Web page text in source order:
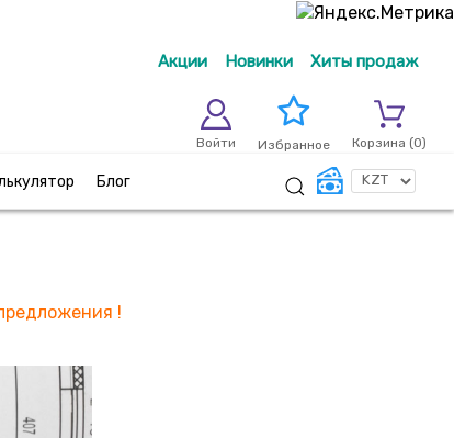
Акции Новинки Хиты продаж
Войти Избранное Корзина (0)
Блог
!